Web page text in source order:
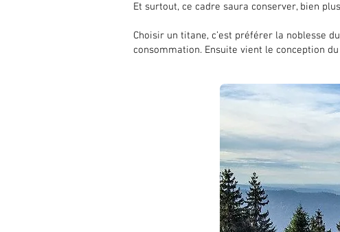
Et surtout, ce cadre saura conserver, bien
Choisir un titane, c’est préférer la noblesse
consommation. Ensuite vient le conception